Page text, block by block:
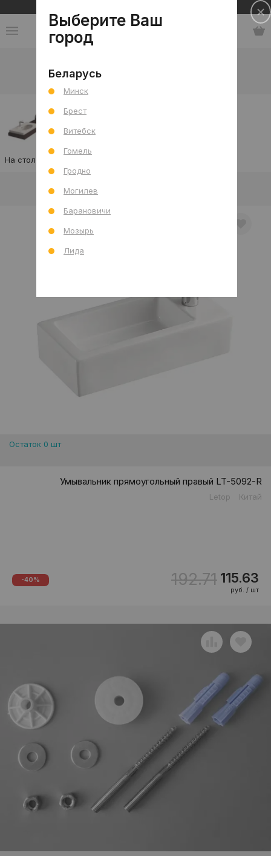
Умывальники
На столешницу
В интерьере
Остаток 0 шт
Умывальник прямоугольный правый LT-5092-R
Letop Китай
-40% 192.71 115.63
руб. / шт
Выберите Ваш
город
Беларусь
Минск
Брест
Витебск
Гомель
Гродно
Могилев
Барановичи
Мозырь
Лида